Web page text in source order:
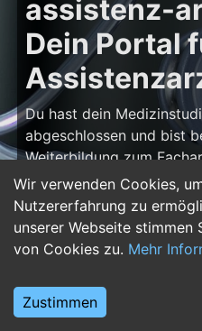
Wir verwenden Cookies,
Nutzererfahrung zu
unserer Webseite stimmen
von Cookies zu. Mehr
Zustimmen
assistenz-
Dein Portal
Du hast dein
abgeschlossen und bist
Weiterbildung zum
bist du aufassistenz-
Hier findest du
Assistenzärzte in allen
Inneren Medizin über die
deine Karriere im
passende Klinik oder